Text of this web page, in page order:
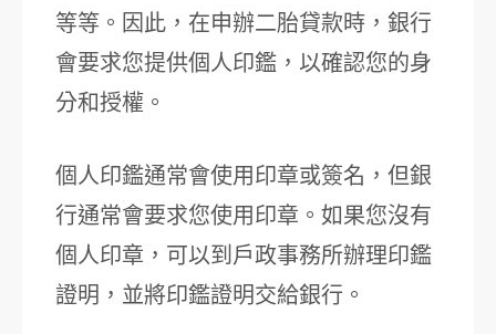
等等。因此，在申辦二胎貸款時，銀行
會要求您提供個人印鑑，以確認您的身
分和授權。
個人印鑑通常會使用印章或簽名，但銀
行通常會要求您使用印章。如果您沒有
個人印章，可以到戶政事務所辦理印鑑
證明，並將印鑑證明交給銀行。